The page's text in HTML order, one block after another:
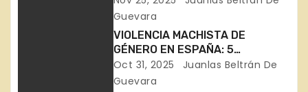
NOVIEMBRE (en Huelva,
Málaga)
Guevara
VIOLENCIA MACHISTA DE
GÉNERO EN ESPAÑA: 5
ASESINADAS EN 15 DÍAS
(Badajoz, Gipuzkoa, Madrid,
Oct 31, 2025
Juanlas Beltrán De
Guevara